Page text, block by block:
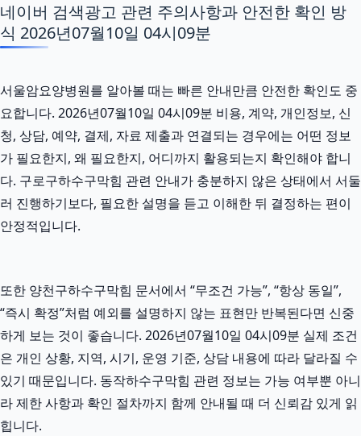
네이버 검색광고 관련 주의사항과 안전한 확인 방
식 2026년07월10일 04시09분
서울암요양병원를 알아볼 때는 빠른 안내만큼 안전한 확인도 중
요합니다. 2026년07월10일 04시09분 비용, 계약, 개인정보, 신
청, 상담, 예약, 결제, 자료 제출과 연결되는 경우에는 어떤 정보
가 필요한지, 왜 필요한지, 어디까지 활용되는지 확인해야 합니
다. 구로구하수구막힘 관련 안내가 충분하지 않은 상태에서 서둘
러 진행하기보다, 필요한 설명을 듣고 이해한 뒤 결정하는 편이
안정적입니다.
또한 양천구하수구막힘 문서에서 “무조건 가능”, “항상 동일”,
“즉시 확정”처럼 예외를 설명하지 않는 표현만 반복된다면 신중
하게 보는 것이 좋습니다. 2026년07월10일 04시09분 실제 조건
은 개인 상황, 지역, 시기, 운영 기준, 상담 내용에 따라 달라질 수
있기 때문입니다. 동작하수구막힘 관련 정보는 가능 여부뿐 아니
라 제한 사항과 확인 절차까지 함께 안내될 때 더 신뢰감 있게 읽
힙니다.